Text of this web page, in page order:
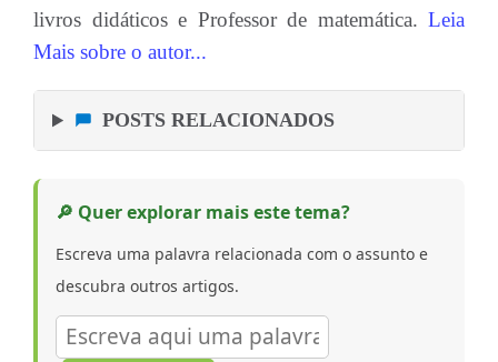
livros didáticos e Professor de matemática. Leia
Mais sobre o autor...
POSTS RELACIONADOS
🔎 Quer explorar mais este tema?
Escreva uma palavra relacionada com o assunto e
descubra outros artigos.